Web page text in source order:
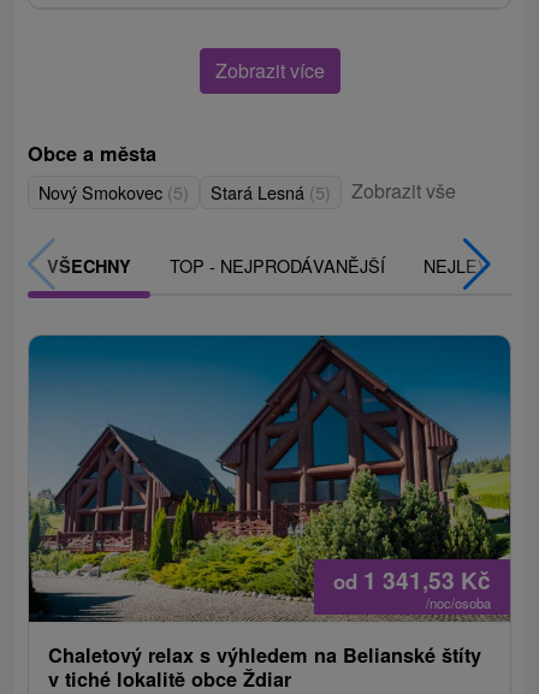
Zobrazit více
Obce a města
Nový Smokovec (5) Stará Lesná (5) Zobrazit vše
VŠECHNY TOP - NEJPRODÁVANĚJŠÍ NEJLEVNĚJŠÍ
od 1 341,53 Kč
/noc/osoba
Chaletový relax s výhledem na Belianské štíty
v tiché lokalitě obce Ždiar